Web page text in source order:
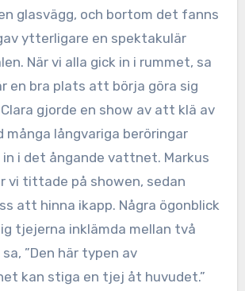
glasvägg, och bortom det fanns
ytterligare en spektakulär
När vi alla gick in i rummet, sa
en bra plats att börja göra sig
Clara gjorde en show av att klä av
många långvariga beröringar
i det ångande vattnet. Markus
vi tittade på showen, sedan
att hinna ikapp. Några ögonblick
tjejerna inklämda mellan två
”Den här typen av
kan stiga en tjej åt huvudet.”